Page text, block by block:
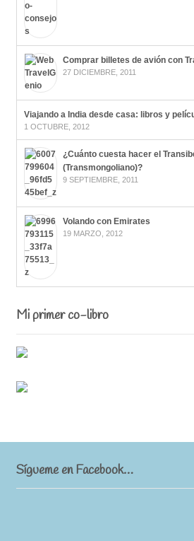
Comprar billetes de avión con
27 DICIEMBRE, 2011
Viajando a India desde casa: libros y
1 OCTUBRE, 2012
¿Cuánto cuesta hacer el
(Transmongoliano)?
9 SEPTIEMBRE, 2011
Volando con Emirates
19 MARZO, 2012
Mi primer co-libro
Sígueme en Facebook…